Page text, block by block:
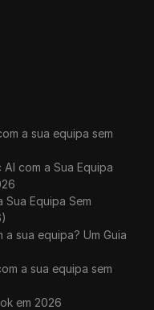
a sua equipa sem
com a Sua Equipa
Equipa Sem
sua equipa? Um Guia
a sua equipa sem
em 2026